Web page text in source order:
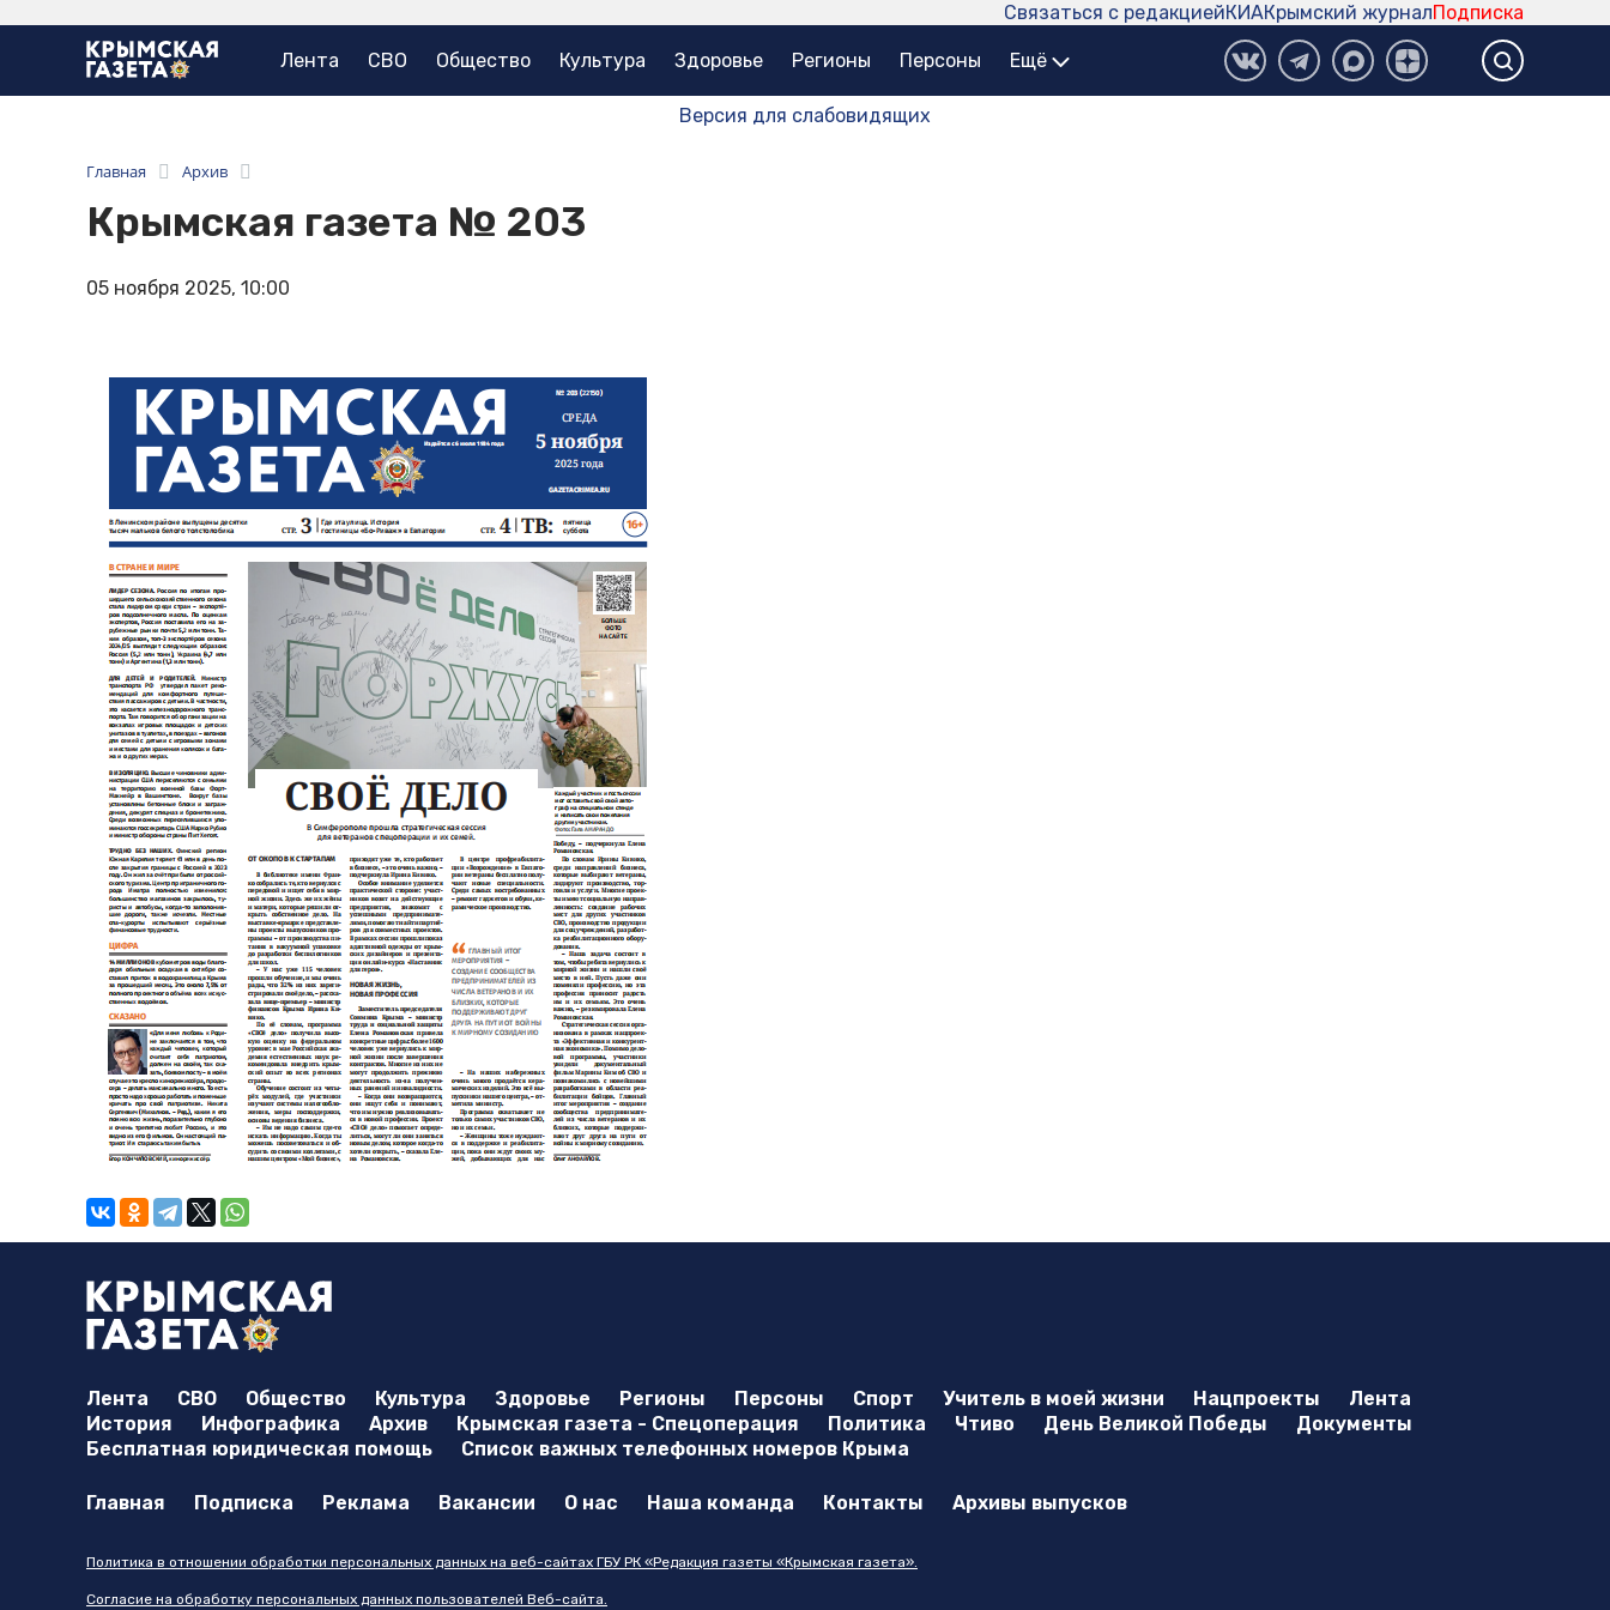
Подписка
Крымский журнал
КИА
Связаться с редакцией
Лента СВО Общество Культура Здоровье Регионы Персоны Ещё
Версия для слабовидящих
Главная Архив
Крымская газета № 203
05 ноября 2025, 10:00
Лента СВО Общество Культура Здоровье Регионы Персоны Спорт Учитель в моей жизни Нацпроекты
Лента
История
Инфографика Архив Крымская газета - Спецоперация Политика Чтиво День Великой Победы
Документы
Бесплатная юридическая помощь
Список важных телефонных номеров Крыма
Главная Подписка Реклама Вакансии О нас Наша команда Контакты Архивы выпусков
Политика в отношении обработки персональных данных на веб-сайтах ГБУ РК «Редакция газеты «Крымская газета».
Согласие на обработку персональных данных пользователей Веб-сайта.